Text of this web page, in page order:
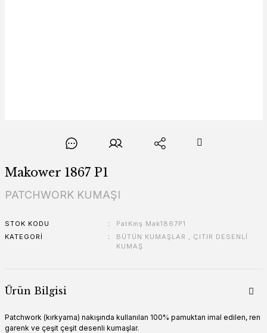
Makower 1867 P1
PATCHWORK KUMAŞI
STOK KODU
PatKmş Mak1867P1
KATEGORI
BÜTÜN KUMAŞLAR , ÇITIR DESENLİ
KUMAŞ
Ürün Bilgisi
Patchwork (kırkyama) nakışında kullanılan 100% pamuktan imal edilen, ren
garenk ve çeşit çeşit desenli kumaşlar.